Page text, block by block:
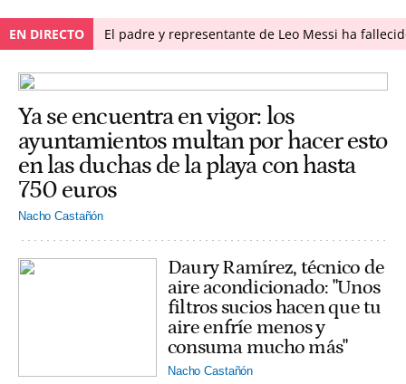
EN DIRECTO El padre y representante de Leo Messi ha
Ya se encuentra en vigor: los
ayuntamientos multan por hacer esto
en las duchas de la playa con hasta
750 euros
Nacho Castañón
Daury Ramírez, técnico de
aire acondicionado: "Unos
filtros sucios hacen que tu
aire enfríe menos y
consuma mucho más"
Nacho Castañón